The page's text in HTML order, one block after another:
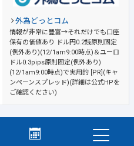
外為どっとコム
情報が非常に豊富→それだけでも口座
保有の価値あり
ドル円0.2銭原則固定
(例外あり)(12/1am9:00時点)＆ユーロ
ドル0.3pips原則固定(例外あり)
(12/1am9:00時点)で実用的 [PR](キャ
ンペーンスプレッド)(詳細は公式HPを
ご確認ください)